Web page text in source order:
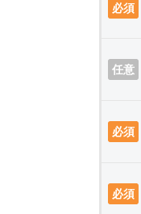
必須
任意
必須
必須